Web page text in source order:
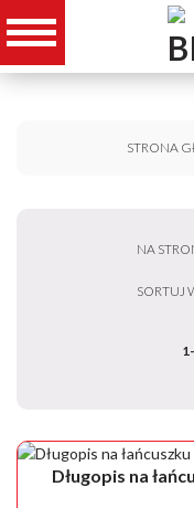
STRONA
NA
SORTUJ
Długopis na